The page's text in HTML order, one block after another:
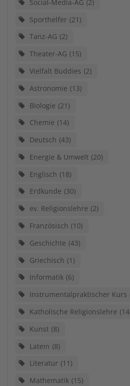
Social-Media-AG 2
Sporthelfer 21
Tanz-AG 2
Theater-AG 15
Vielfalt Buddies 2
Astronomie 13
Biologie 21
Chemie 14
Deutsch 43
Energie & Umwelt 20
Englisch 18
Erdkunde 30
ev. Religionslehre 2
Französisch 10
Geschichte 43
Griechisch 1
Informatik 6
Instrumentalpraktischer Kurs
Katholische Religionslehre 14
Kunst 8
Latein 8
Literatur 11
Mathematik 15